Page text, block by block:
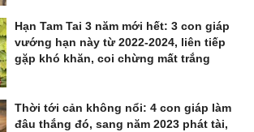
Hạn Tam Tai 3 năm mới hết: 3 con giáp
vướng hạn này từ 2022-2024, liên tiếp
gặp khó khăn, coi chừng mất trắng
Thời tới cản không nổi: 4 con giáp làm
đâu thắng đó, sang năm 2023 phát tài,